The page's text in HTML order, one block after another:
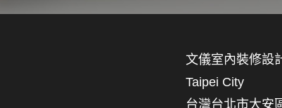
文儀室內裝修設
Taipei City
台灣台北市大安